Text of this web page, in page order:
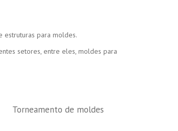
estruturas para moldes.
setores, entre eles, moldes para
Torneamento de moldes